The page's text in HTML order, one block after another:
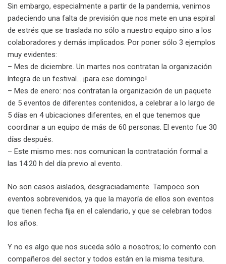
Sin embargo, especialmente a partir de la pandemia, venimos
padeciendo una falta de previsión que nos mete en una espiral
de estrés que se traslada no sólo a nuestro equipo sino a los
colaboradores y demás implicados. Por poner sólo 3 ejemplos
muy evidentes:
– Mes de diciembre. Un martes nos contratan la organización
íntegra de un festival… ¡para ese domingo!
– Mes de enero: nos contratan la organización de un paquete
de 5 eventos de diferentes contenidos, a celebrar a lo largo de
5 días en 4 ubicaciones diferentes, en el que tenemos que
coordinar a un equipo de más de 60 personas. El evento fue 30
días después.
– Este mismo mes: nos comunican la contratación formal a
las 14:20 h del día previo al evento.
No son casos aislados, desgraciadamente. Tampoco son
eventos sobrevenidos, ya que la mayoría de ellos son eventos
que tienen fecha fija en el calendario, y que se celebran todos
los años.
Y no es algo que nos suceda sólo a nosotros; lo comento con
compañeros del sector y todos están en la misma tesitura.